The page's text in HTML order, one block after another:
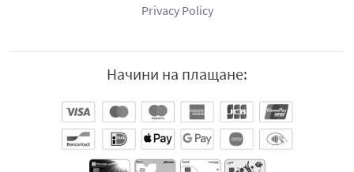
Privacy Policy
Начини на плащане: